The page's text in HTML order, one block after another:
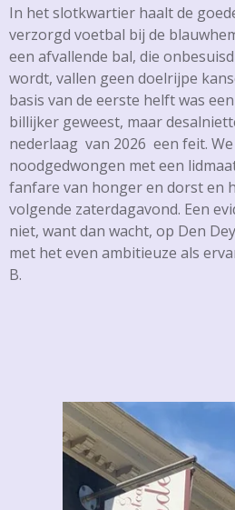
In het slotkwartier haalt de
verzorgd voetbal bij de
een afvallende bal, die
wordt, vallen geen doelrijpe
basis van de eerste helft was
billijker geweest, maar
nederlaag van 2026 een feit.
noodgedwongen met een
fanfare van honger en dorst en
volgende zaterdagavond. Een
niet, want dan wacht, op Den
met het even ambitieuze als
B.